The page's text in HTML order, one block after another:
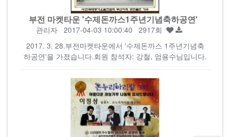
부전 마켓타운 '수제돈까스1주년기념축하공연'
관리자2017-04-03 10:00:40 2917회
2017. 3. 28.부전마켓타운에서 '수제돈까스 1주년기념축
하공연'을 가졌습니다.회원 참석자: 강철, 엄용수님입니다.